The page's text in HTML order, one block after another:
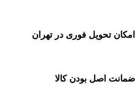
امکان تحویل فوری در تهران
ضمانت اصل بودن کالا